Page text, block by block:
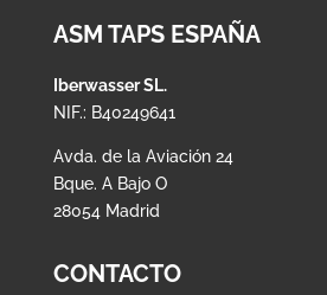
ASM TAPS ESPAÑA
Iberwasser SL.
NIF.: B40249641
Avda. de la Aviación 24
Bque. A Bajo O
28054 Madrid
CONTACTO